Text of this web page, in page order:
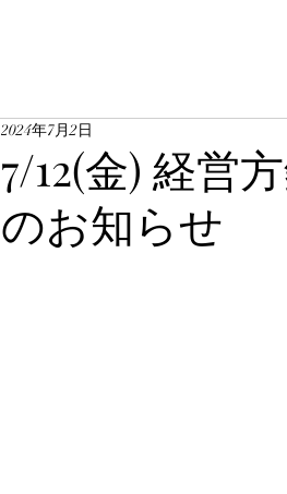
7/12(金) 経営
のお知らせ
2024年7月2日